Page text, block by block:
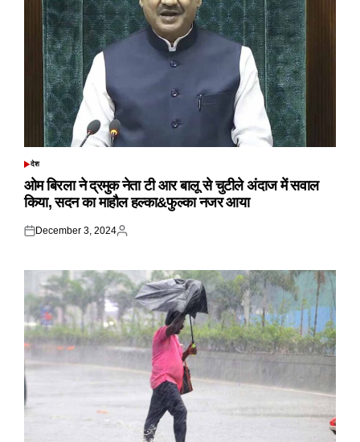
POSTED
देश
ओम बिरला ने द्रमुक नेता टी आर बालू से चुटीले अंदाज में सवाल
किया, सदन का माहौल हल्का&फुल्का नजर आया
Posted
December 3, 2024
Posted